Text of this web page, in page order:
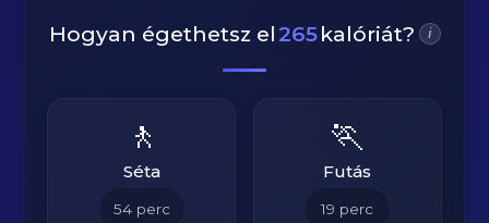
Hogyan égethetsz el 265kalóriát? i
🚶
Séta
54perc
🏃
Futás
19 perc